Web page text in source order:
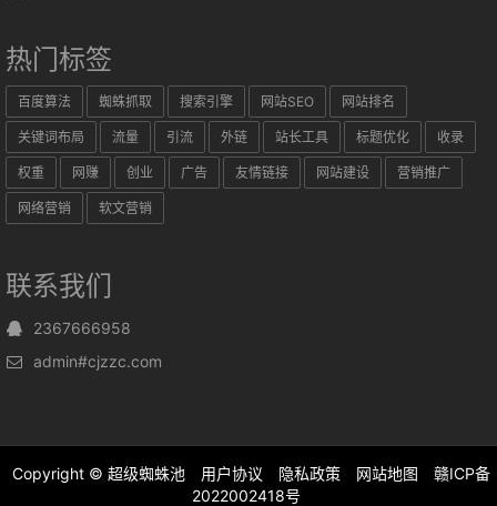
热门标签
百度算法 蜘蛛抓取 搜索引擎 网站SEO 网站排名
关键词布局 流量 引流 外链 站长工具 标题优化 收录
权重 网赚 创业 广告 友情链接 网站建设 营销推广
网络营销 软文营销
联系我们
2367666958
admin#cjzzc.com
Copyright © 超级蜘蛛池 用户协议 隐私政策 网站地图
赣ICP备
2022002418号